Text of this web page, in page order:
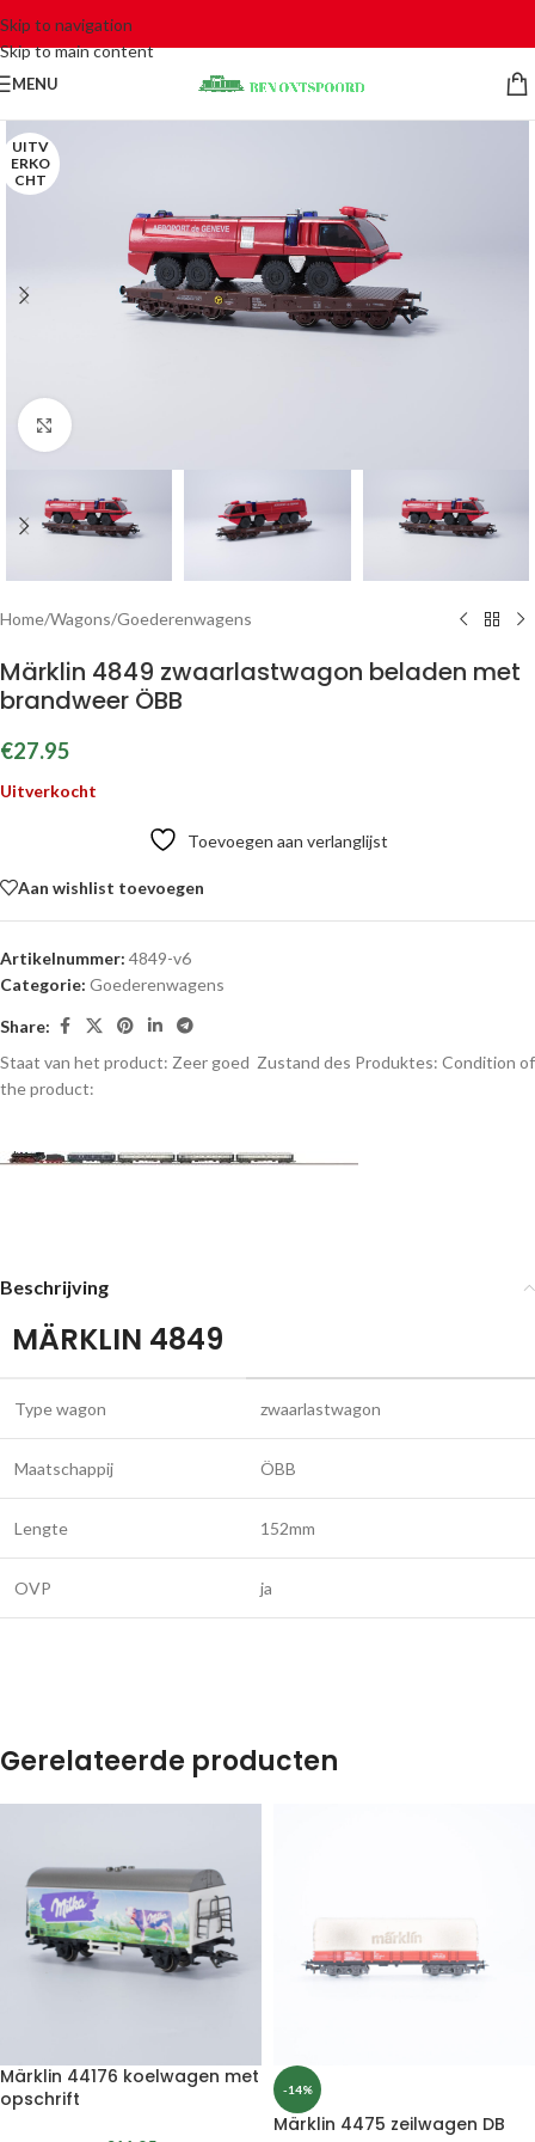
Skip to navigation
Skip to main content
MENU
UITV
ERKO
CHT
Click to enlarge
Home/Wagons/Goederenwagens
Märklin 4849 zwaarlastwagon beladen met
brandweer ÖBB
€27.95
Uitverkocht
Toevoegen aan verlanglijst
Aan wishlist toevoegen
Artikelnummer: 4849-v6
Categorie: Goederenwagens
Share:
Staat van het product: Zeer goed Zustand des Produktes: Condition of
the product:
Beschrijving
MÄRKLIN 4849
Type wagon zwaarlastwagon
Maatschappij ÖBB
Lengte 152mm
OVP ja
Gerelateerde producten
Märklin 44176 koelwagen met
opschrift
-14%
Märklin 4475 zeilwagen DB